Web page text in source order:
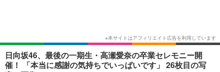
ショッピング その他
日向坂46、最後の一期生・高瀬愛奈の卒業セレモニー開
催！ 「本当に感謝の気持ちでいっぱいです」 26枚目の写